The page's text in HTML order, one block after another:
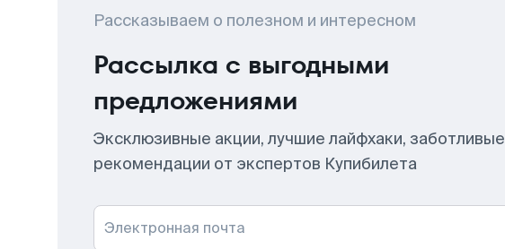
Рассказываем о полезном и интересном
Рассылка с выгодными
предложениями
Эксклюзивные акции, лучшие лайфхаки, заботливые
рекомендации от экспертов Купибилета
Электронная почта